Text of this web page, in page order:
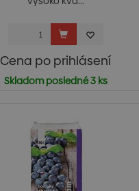
Cena po prihlásení
Skladom posledné 3 ks